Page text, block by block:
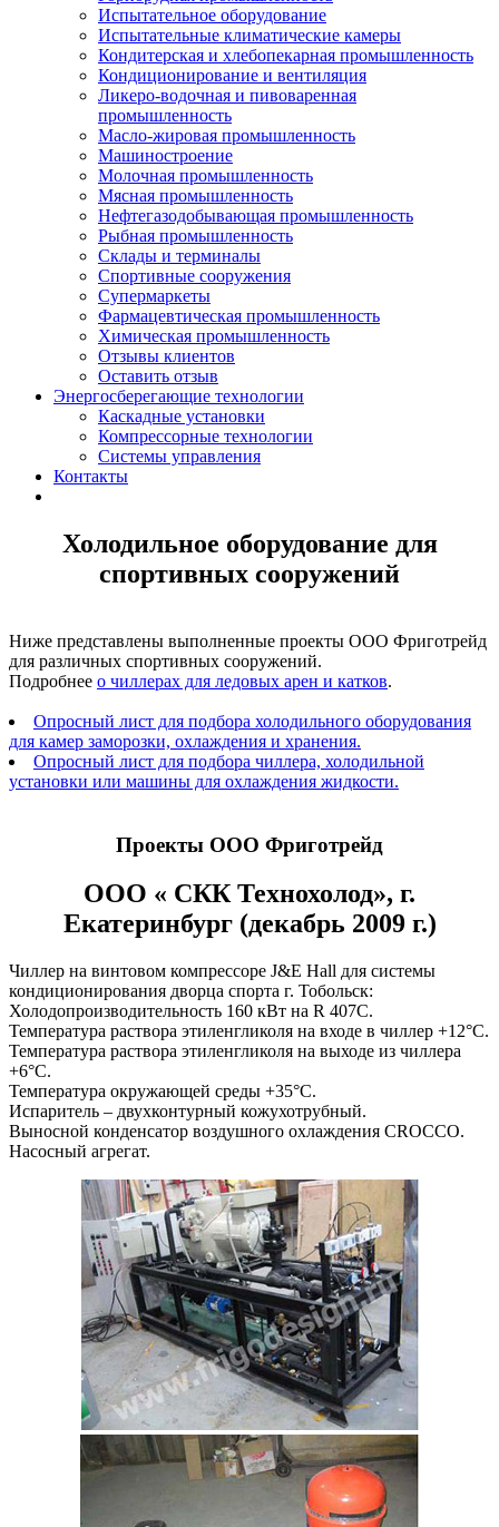
Испытательное оборудование
Испытательные климатические камеры
Кондитерская и хлебопекарная промышленность
Кондиционирование и вентиляция
Ликеро-водочная и пивоваренная
промышленность
Масло-жировая промышленность
Машиностроение
Молочная промышленность
Мясная промышленность
Нефтегазодобывающая промышленность
Рыбная промышленность
Склады и терминалы
Спортивные сооружения
Супермаркеты
Фармацевтическая промышленность
Химическая промышленность
Отзывы клиентов
Оставить отзыв
Энергосберегающие технологии
Каскадные установки
Компрессорные технологии
Системы управления
Контакты
Холодильное оборудование для
спортивных сооружений
Ниже представлены выполненные проекты ООО Фриготрейд
для различных спортивных сооружений.
Подробнее о чиллерах для ледовых арен и катков.
Опросный лист для подбора холодильного оборудования
для камер заморозки, охлаждения и хранения.
Опросный лист для подбора чиллера, холодильной
установки или машины для охлаждения жидкости.
Проекты ООО Фриготрейд
ООО « СКК Технохолод», г.
Екатеринбург (декабрь 2009 г.)
Чиллер на винтовом компрессоре J&E Hall для системы
кондиционирования дворца спорта г. Тобольск:
Холодопроизводительность 160 кВт на R 407С.
Температура раствора этиленгликоля на входе в чиллер +12°С.
Температура раствора этиленгликоля на выходе из чиллера
+6°С.
Температура окружающей среды +35°С.
Испаритель – двухконтурный кожухотрубный.
Выносной конденсатор воздушного охлаждения CROCCO.
Насосный агрегат.